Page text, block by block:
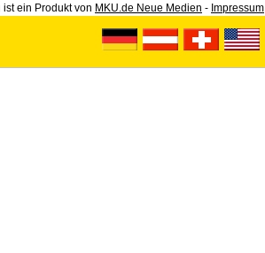
ist ein Produkt von MKU.de Neue Medien - Impressum